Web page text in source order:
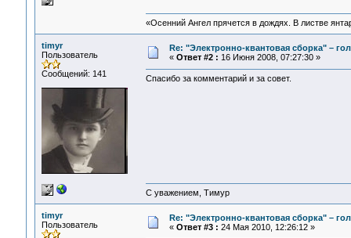
«Осенний Ангел прячется в дождях. В листве
timyr
Пользователь
Сообщений: 141
Re: "Электронно-квантовая сборка" –
« Ответ #2 : 16 Июня 2008, 07:27:30 »
Спасибо за комментарий и за совет.
С уважением, Тимур
timyr
Пользователь
Re: "Электронно-квантовая сборка" –
« Ответ #3 : 24 Мая 2010, 12:26:12 »